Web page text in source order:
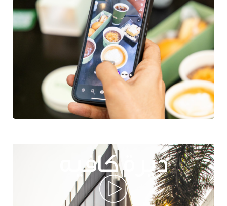
ديرة كافيه